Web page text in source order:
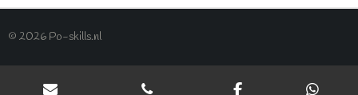
© 2026 Po-skills.nl